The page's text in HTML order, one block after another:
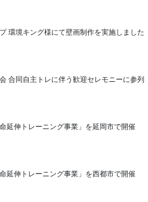
環境キング様にて壁画制作を実施しました
合同自主トレに伴う歓迎セレモニーに参列
延伸トレーニング事業」を延岡市で開催
延伸トレーニング事業」を西都市で開催